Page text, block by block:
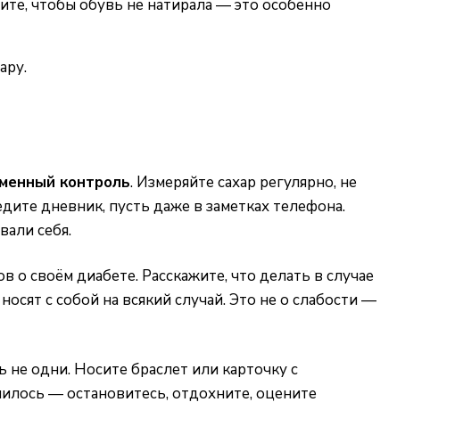
чтобы обувь не натирала — это особенно
контроль. Измеряйте сахар регулярно, не
дневник, пусть даже в заметках телефона.
себя.
своём диабете. Расскажите, что делать в случае
с собой на всякий случай. Это не о слабости —
одни. Носите браслет или карточку с
— остановитесь, отдохните, оцените